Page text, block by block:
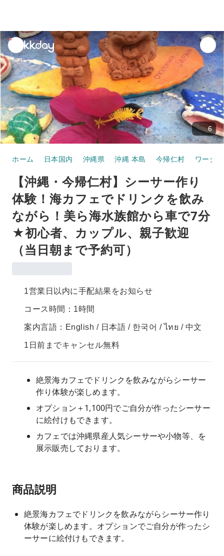
unread
notifications
6
ホーム 日本国内 沖縄県 沖縄 本島 今帰仁村 ワーク
【沖縄・今帰仁村】シーサー作り
体験！海カフェでドリンクを飲み
ながら！美ら海水族館から車で7分
★初心者、カップル、親子歓迎
（当日朝まで予約可）
1営業日以内に手配結果をお知らせ
コース時間：1時間
案内言語：English / 日本語 / 한국어 / ไทย / 中文
1日前までキャンセル無料
絶景海カフェでドリンクを飲みながらシーサー
作り体験が楽しめます。
オプション＋1,100円でご自分が作ったシーサー
に絵付けもできます。
カフェでは沖縄県産人気シーサーや小物等、を
展示販売しております。
商品説明
絶景海カフェでドリンクを飲みながらシーサー作り
体験が楽しめます。オプションでご自分が作ったシ
ーサーに絵付けもできます。